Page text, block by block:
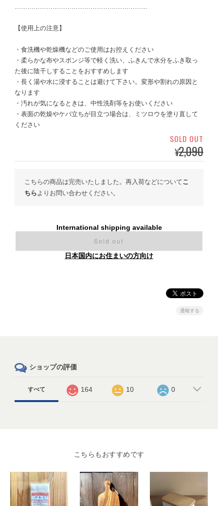
………………………………………………………
【使用上の注意】
・食洗機や乾燥機などのご使用はお控えください
・柔らかな布やスポンジ等で軽く洗い、ふきんで水分をふき取っ
た後に陰干しすることをおすすめします
・長く湯や水に浸することは避けて下さい。変形や割れの原因と
なります
・汚れが気になるときは、中性洗剤等をお使いください
・表面の乾燥やケバ立ちが目立つ場合は、ミツロウを塗り直して
ください
SOLD OUT
¥2,090
こちらの商品は完売いたしました。再入荷などについてこ
ちらよりお問い合わせください。
International shipping available
Sold out
日本国内にお住まいの方向け
通報する
ショップの評価
すべて 164 10 0
こちらもおすすめです